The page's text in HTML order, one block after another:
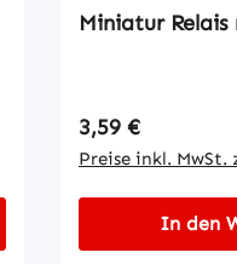
Regulärer Preis:
3,59 €
Preise inkl. MwSt.
In den